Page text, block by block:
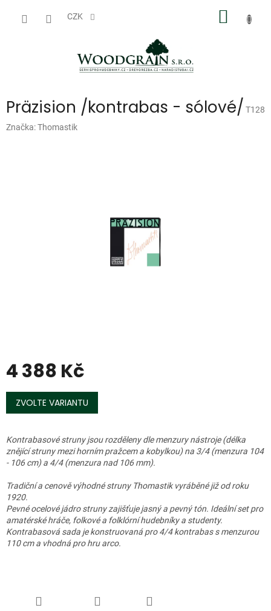
CZK
Präzision /kontrabas - sólové/ T128
Značka:Thomastik
4 388 Kč
Měrná
cena:
ZVOLTE VARIANTU
Kontrabasové struny jsou rozděleny dle menzury nástroje (délka
znějící struny mezi horním pražcem a kobylkou) na 3/4 (menzura 104
- 106 cm) a 4/4 (menzura nad 106 mm).
Tradiční a cenově výhodné struny Thomastik vyráběné již od roku
1920.
Pevné ocelové jádro struny zajišťuje jasný a pevný tón. Ideální set pro
amatérské hráče, folkové a folklórní hudebníky a studenty.
Kontrabasová sada je konstruovaná pro 4/4 kontrabas s menzurou
110 cm a vhodná pro hru arco.